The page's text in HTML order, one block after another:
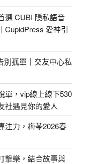
選 CUBI 隱私語音
CupidPress 愛神引
別孤單｜交友中心私
單，vip線上線下530
社遇見你的愛人
注力，梅苓2026春
擊樂，結合故事與